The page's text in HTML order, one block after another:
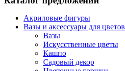
Акриловые фигуры
Вазы и аксессуары для цветов
Вазы
Искусственные цветы
Кашпо
Садовый декор